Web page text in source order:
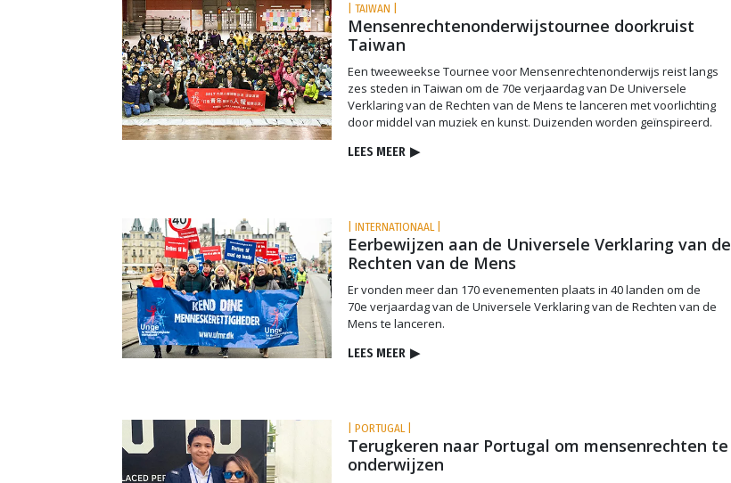
| TAIWAN |
Mensenrechten­onderwijstournee doorkruist
Taiwan
Een tweeweekse Tournee voor Mensenrechtenonderwijs reist langs
zes steden in Taiwan om de 70e verjaardag van De Universele
Verklaring van de Rechten van de Mens te lanceren met voorlichting
door middel van muziek en kunst. Duizenden worden geïnspireerd.
LEES MEER ▶
| INTERNATIONAAL |
Eerbewijzen aan de Universele Verklaring van de
Rechten van de Mens
Er vonden meer dan 170 evenementen plaats in 40 landen om de
70e verjaardag van de Universele Verklaring van de Rechten van de
Mens te lanceren.
LEES MEER ▶
| PORTUGAL |
Terugkeren naar Portugal om mensenrechten te
onderwijzen